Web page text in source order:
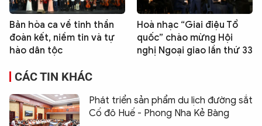
Bản hòa ca về tinh thần
đoàn kết, niềm tin và tự
hào dân tộc
Hoà nhạc “Giai điệu Tổ
quốc” chào mừng Hội
nghị Ngoại giao lần thứ 33
CÁC TIN KHÁC
Phát triển sản phẩm du lịch đường sắt
Cố đô Huế - Phong Nha Kẻ Bàng